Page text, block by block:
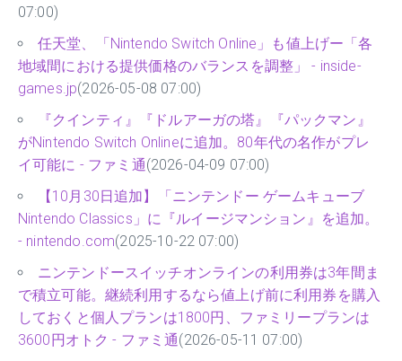
07:00)
任天堂、「Nintendo Switch Online」も値上げー「各
地域間における提供価格のバランスを調整」 - inside-
games.jp(2026-05-08 07:00)
『クインティ』『ドルアーガの塔』『パックマン』
がNintendo Switch Onlineに追加。80年代の名作がプレ
イ可能に - ファミ通(2026-04-09 07:00)
【10月30日追加】「ニンテンドー ゲームキューブ
Nintendo Classics」に『ルイージマンション』を追加。
- nintendo.com(2025-10-22 07:00)
ニンテンドースイッチオンラインの利用券は3年間ま
で積立可能。継続利用するなら値上げ前に利用券を購入
しておくと個人プランは1800円、ファミリープランは
3600円オトク - ファミ通(2026-05-11 07:00)